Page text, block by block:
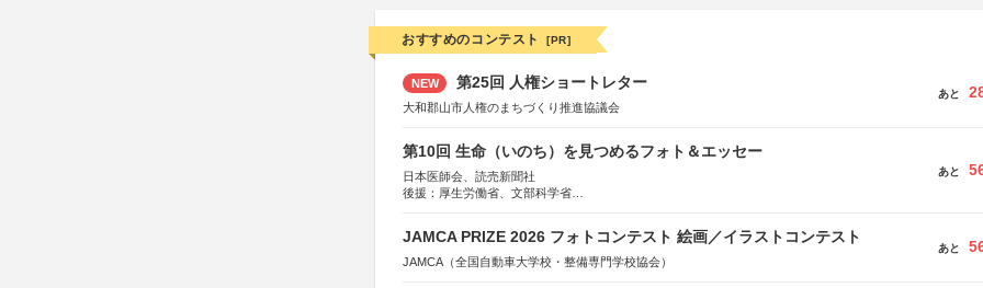
おすすめのコンテスト [PR]
NEW 第25回 人権ショートレター
大和郡山市人権のまちづくり推進協議会
あと
第10回 生命（いのち）を見つめるフォト＆エッセー
日本医師会、読売新聞社
後援：厚生労働省、文部科学省
あと
JAMCA PRIZE 2026 フォトコンテスト 絵画／イラストコンテスト
JAMCA（全国自動車大学校・整備専門学校協会）
あと